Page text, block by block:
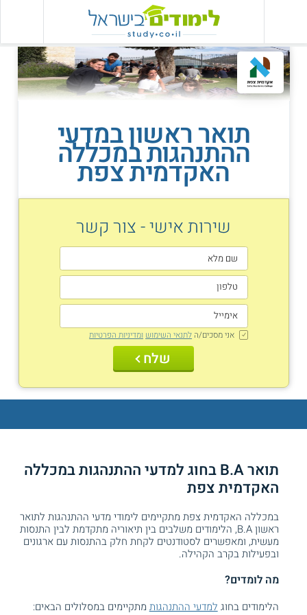
תואר ראשון במדעי
ההתנהגות במכללה
האקדמית צפת
שירות אישי - צור קשר
אני מסכים/ה לתנאי השימוש ומדיניות הפרטיות
שלח
תואר B.A בחוג למדעי ההתנהגות במכללה
האקדמית צפת
במכללה האקדמית צפת מתקיימים לימודי מדעי ההתנהגות לתואר
ראשון B.A, הלימודים משלבים בין תיאוריה מתקדמת לבין התנסות
מעשית, ומאפשרים לסטודנטים לקחת חלק בהתנסות עם ארגונים
ובפעילות בקרב הקהילה.
מה לומדים?
הלימודים בחוג למדעי ההתנהגות מתקיימים במסלולים הבאים: